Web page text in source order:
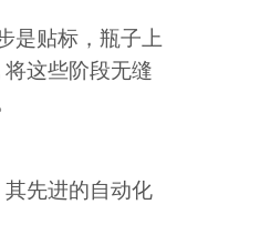
是贴标，瓶子上
将这些阶段无缝
先进的自动化